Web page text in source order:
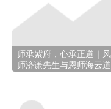
师承紫府，心承正道｜
师济谦先生与恩师海云